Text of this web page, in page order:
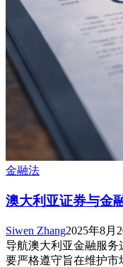
金融法
澳大利亚证券与金
Siwen Zhang2025年8月
导航澳大利亚金融服
要严格遵守旨在维护市